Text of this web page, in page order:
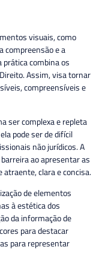
visuais, como
compreensão e a
prática combina os
. Assim, visatornar
compreensíveis e
ser complexa e repleta
podeser de difícil
não jurídicos. A
ao apresentar as
clara e concisa.
de elementos
à estética dos
da informação de
para destacar
para representar